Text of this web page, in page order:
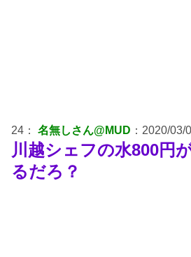
24： 名無しさん@MUD ：2020/03/
川越シェフの水800円
るだろ？